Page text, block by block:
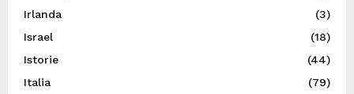
Irlanda
(3)
Israel
(18)
Istorie
(44)
Italia
(79)